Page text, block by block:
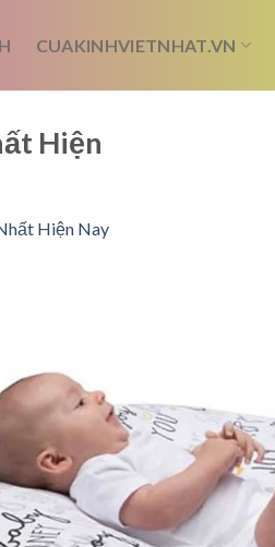
CUAKINHVIETNHAT.VN
Hiện
Hiện Nay